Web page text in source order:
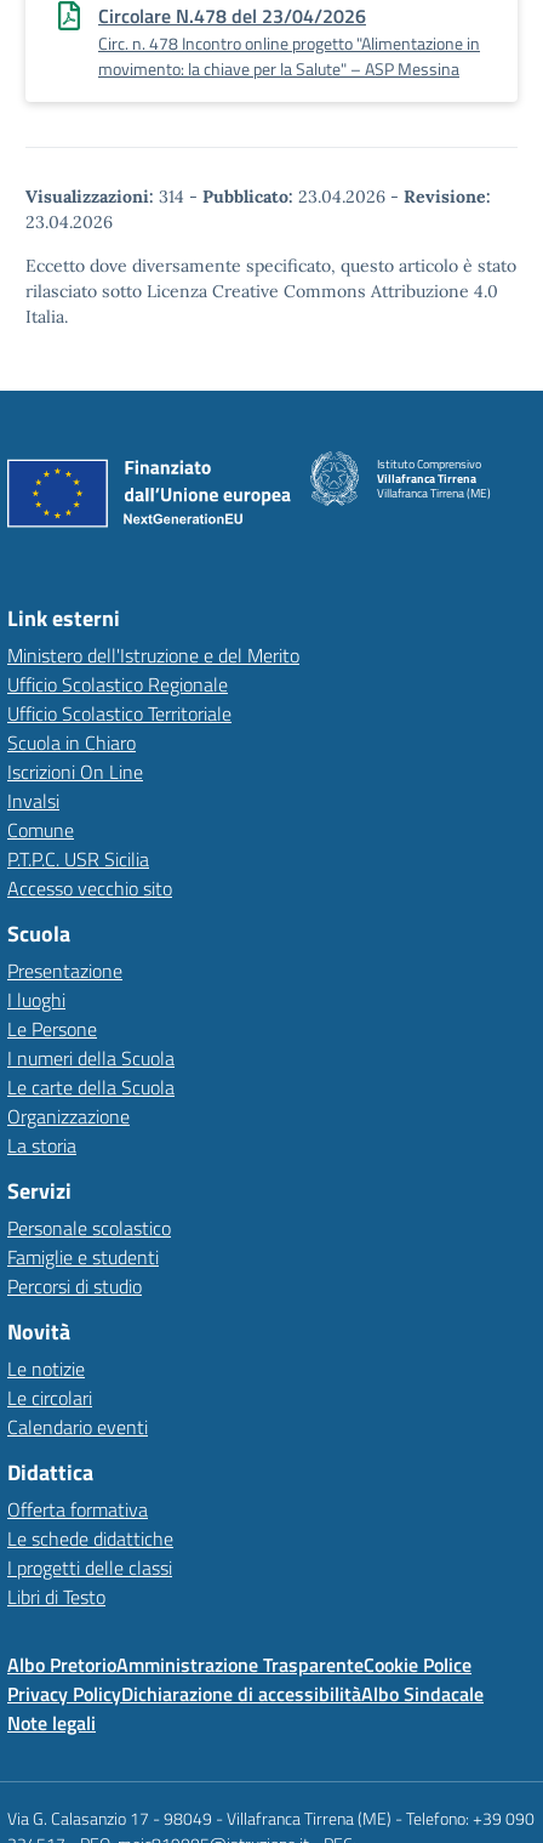
Circolare N.478 del 23/04/2026
Circ. n. 478 Incontro online progetto "Alimentazione in
movimento: la chiave per la Salute" – ASP Messina
Visualizzazioni: 314 - Pubblicato: 23.04.2026 - Revisione:
23.04.2026
Eccetto dove diversamente specificato, questo articolo è stato
rilasciato sotto Licenza Creative Commons Attribuzione 4.0
Italia.
Istituto Comprensivo
Villafranca Tirrena
Villafranca Tirrena (ME)
Link esterni
Ministero dell'Istruzione e del Merito
Ufficio Scolastico Regionale
Ufficio Scolastico Territoriale
Scuola in Chiaro
Iscrizioni On Line
Invalsi
Comune
P.T.P.C. USR Sicilia
Accesso vecchio sito
Scuola
Presentazione
I luoghi
Le Persone
I numeri della Scuola
Le carte della Scuola
Organizzazione
La storia
Servizi
Personale scolastico
Famiglie e studenti
Percorsi di studio
Novità
Le notizie
Le circolari
Calendario eventi
Didattica
Offerta formativa
Le schede didattiche
I progetti delle classi
Libri di Testo
Albo PretorioAmministrazione TrasparenteCookie Police
Privacy PolicyDichiarazione di accessibilitàAlbo Sindacale
Note legali
Via G. Calasanzio 17 - 98049 - Villafranca Tirrena (ME) - Telefono: +39 090